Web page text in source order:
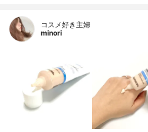
コスメ好き主婦
minori